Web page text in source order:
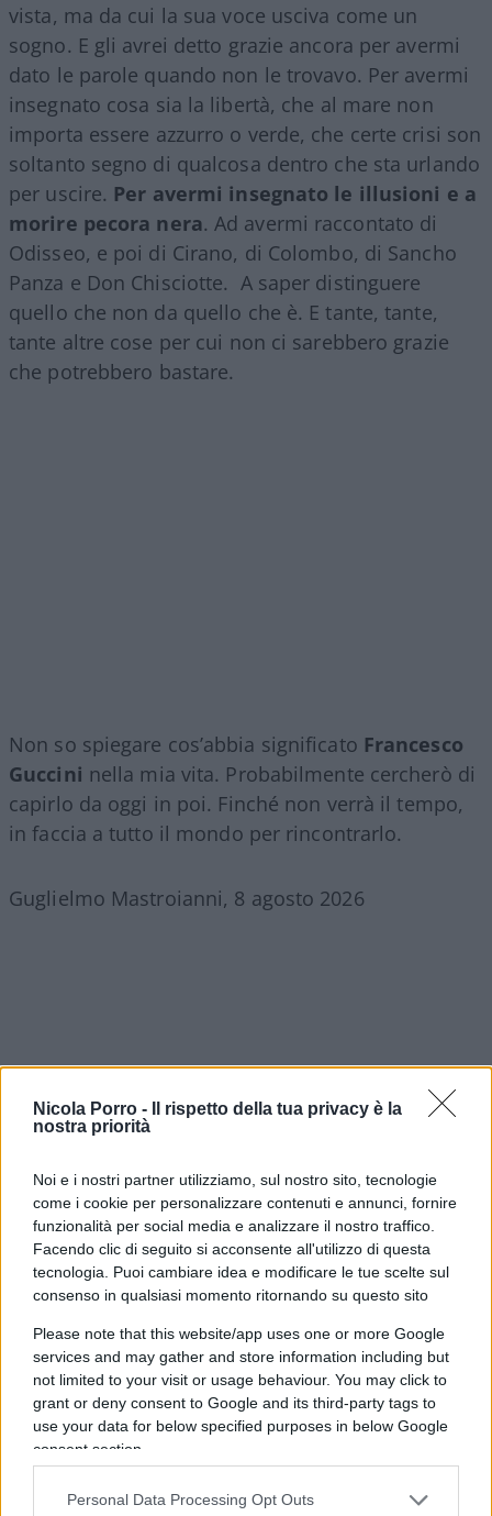
Nicola Porro -
Il rispetto della tua privacy è la
nostra priorità
Noi e i nostri partner utilizziamo, sul nostro sito, tecnologie
come i cookie per personalizzare contenuti e annunci, fornire
funzionalità per social media e analizzare il nostro traffico.
Facendo clic di seguito si acconsente all'utilizzo di questa
tecnologia. Puoi cambiare idea e modificare le tue scelte sul
consenso in qualsiasi momento ritornando su questo sito
Please note that this website/app uses one or more Google
services and may gather and store information including but
not limited to your visit or usage behaviour. You may click to
grant or deny consent to Google and its third-party tags to
use your data for below specified purposes in below Google
consent section.
Personal Data Processing Opt Outs
vista, ma da cui la sua voce usciva come un
sogno. E gli avrei detto grazie ancora per avermi
dato le parole quando non le trovavo. Per avermi
insegnato cosa sia la libertà, che al mare non
importa essere azzurro o verde, che certe crisi son
soltanto segno di qualcosa dentro che sta urlando
per uscire. Per avermi insegnato le illusioni e a
morire pecora nera. Ad avermi raccontato di
Odisseo, e poi di Cirano, di Colombo, di Sancho
Panza e Don Chisciotte. A saper distinguere
quello che non da quello che è. E tante, tante,
tante altre cose per cui non ci sarebbero grazie
che potrebbero bastare.
Non so spiegare cos’abbia significato Francesco
Guccini nella mia vita. Probabilmente cercherò di
capirlo da oggi in poi. Finché non verrà il tempo,
in faccia a tutto il mondo per rincontrarlo.
Guglielmo Mastroianni, 8 agosto 2026
Tutta la differenza tra Ceuta e
l’emigrazione italiana negli
Usa
Non si tratta di negare il diritto d’asilo a chi ne ha
titolo, ma di riconoscere che una parte di chi